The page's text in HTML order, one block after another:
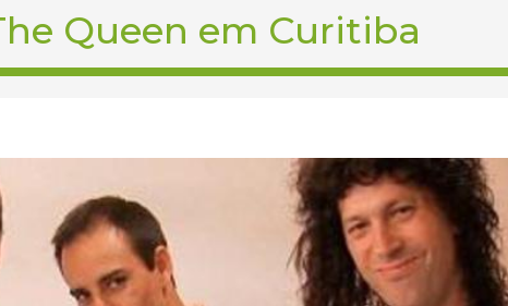
Queen em Curitiba